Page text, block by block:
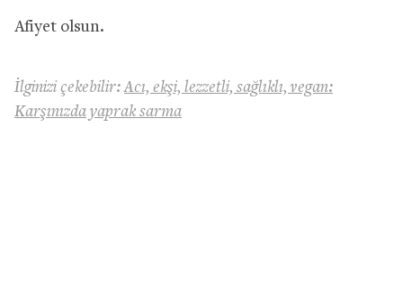
Afiyet olsun.
İlginizi çekebilir:Acı, ekşi, lezzetli, sağlıklı, vegan:
Karşınızda yaprak sarma